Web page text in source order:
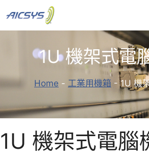
至
主
1U 機架式電
Home - 工業用機箱 -1U 機
1U 機架式電腦